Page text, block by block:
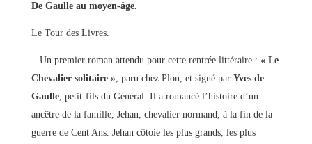
De Gaulle au moyen-âge.
Le Tour des Livres.
Un premier roman attendu pour cette rentrée littéraire : « Le
Chevalier solitaire », paru chez Plon, et signé par Yves de
Gaulle, petit-fils du Général. Il a romancé l’histoire d’un
ancêtre de la famille, Jehan, chevalier normand, à la fin de la
guerre de Cent Ans. Jehan côtoie les plus grands, les plus